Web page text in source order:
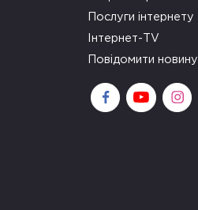
Послуги інтернету
Інтернет-TV
Повідомити новину